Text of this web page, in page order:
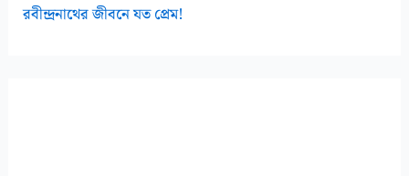
রবীন্দ্রনাথের জীবনে যত প্রেম!